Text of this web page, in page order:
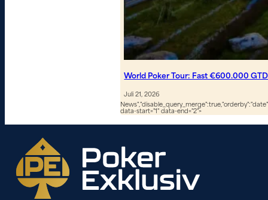
World Poker Tour: Fast €600.000
Juli 21, 2026
data-start="1" data-end="2">